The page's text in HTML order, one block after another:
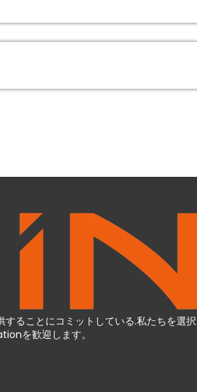
ることにコミットしている.私たちを選択
を歓迎します。